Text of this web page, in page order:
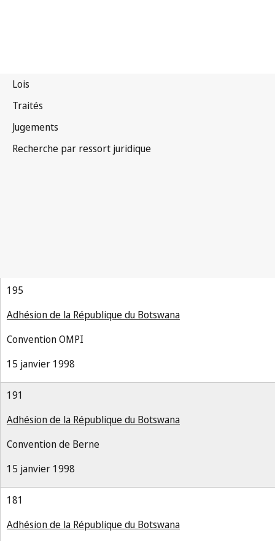
195
Adhésion de la République du Botswana
Convention OMPI
15 janvier 1998
191
Adhésion de la République du Botswana
Convention de Berne
15 janvier 1998
181
Adhésion de la République du Botswana